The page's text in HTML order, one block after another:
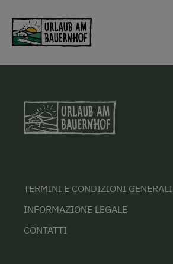
TERMINI E CONDIZIONI GENERALI
INFORMAZIONE LEGALE
CONTATTI